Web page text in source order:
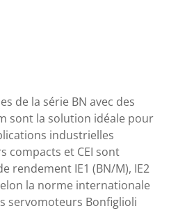
de la série BN avec des
sont la solution idéale pour
industrielles
compacts et CEI sont
rendement IE1 (BN/M), IE2
la norme internationale
servomoteurs Bonfiglioli